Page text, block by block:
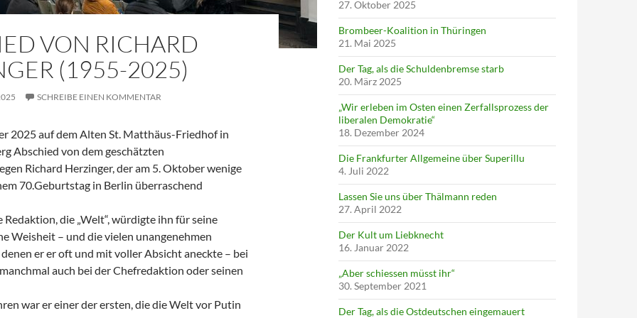
VON RICHARD
(1955-2025)
SCHREIBE EINEN KOMMENTAR
2025 auf dem Alten St. Matthäus-Friedhof in
Abschied von dem geschätzten
Richard Herzinger, der am 5. Oktober wenige
70.Geburtstag in Berlin überraschend
Redaktion, die „Welt“, würdigte ihn für seine
Weisheit – und die vielen unangenehmen
er er oft und mit voller Absicht aneckte – bei
auch bei der Chefredaktion oder seinen
war er einer der ersten, die die Welt vor Putin
27. Oktober 2025
Brombeer-Koalition in Thüringen
21. Mai 2025
Der Tag, als die Schuldenbremse starb
20. März 2025
„Wir erleben im Osten einen Zerfallsprozess der
liberalen Demokratie“
18. Dezember 2024
Die Frankfurter Allgemeine über Superillu
4. Juli 2022
Lassen Sie uns über Thälmann reden
27. April 2022
Der Kult um Liebknecht
16. Januar 2022
„Aber schiessen müsst ihr“
30. September 2021
Der Tag, als die Ostdeutschen eingemauert